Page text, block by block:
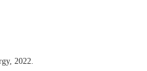
2022.